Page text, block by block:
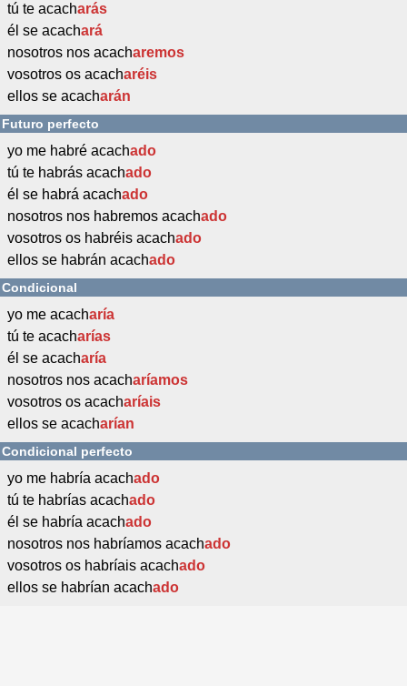
tú te acacharás
él se acachará
nosotros nos acacharemos
vosotros os acacharéis
ellos se acacharán
Futuro perfecto
yo me habré acachado
tú te habrás acachado
él se habrá acachado
nosotros nos habremos acachado
vosotros os habréis acachado
ellos se habrán acachado
Condicional
yo me acacharía
tú te acacharías
él se acacharía
nosotros nos acacharíamos
vosotros os acacharíais
ellos se acacharían
Condicional perfecto
yo me habría acachado
tú te habrías acachado
él se habría acachado
nosotros nos habríamos acachado
vosotros os habríais acachado
ellos se habrían acachado